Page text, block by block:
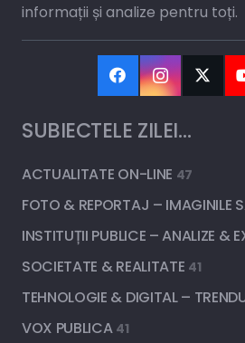
informații și analize pentru toți.
SUBIECTELE ZILEI…
ACTUALITATE ON-LINE 47
FOTO & REPORTAJ – IMAGINILE
INSTITUȚII PUBLICE – ANALIZE &
SOCIETATE & REALITATE 41
TEHNOLOGIE & DIGITAL –
VOX PUBLICA 41